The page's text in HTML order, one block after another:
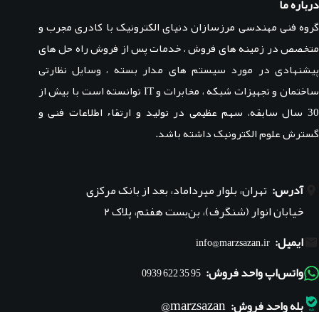
درباره ما
گروه فنی مهندسی مرزسازان دنیای الکترونیک با کادری مجرب و
متخصص در زمینه های فروش ، خدمات پس از فروش راه حل های
پیشنهادی در مورد سیستم های مدار بسته ، وسایل نظارتی
ساختمان و تجهیزات شبکه ، مخابرات و IT توانسته است با بیش از
30 سال سابقه، سهم عظیمی در تولید و ارتقاء اطلاعات فنی و
گسترش علوم الکترونیک داشته باشد.
آدرس: تهران، بلوار میرداماد، بعد از بانک مرکزی
خیابان انوار (شنگرف)، بن‌بست هفتم، پلاک ۲
ایمیل: info@marzsazan.ir
واتس‌اپ واحد فروش: 95 35 622 0939
بله واحد فروش: marzsazan@